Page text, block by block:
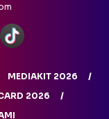
MEDIAKIT 2026
2026